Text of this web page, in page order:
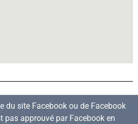
du site Facebook ou de Facebook
pas approuvé par Facebook en